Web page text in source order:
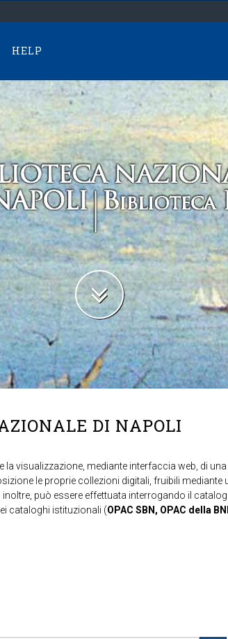
HELP
DI NAPOLI
la visualizzazione, mediante interfaccia web, di
le proprie collezioni digitali, fruibili
può essere effettuata interrogando il
cataloghi istituzionali (OPAC SBN, OPAC della